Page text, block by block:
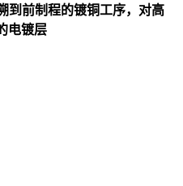
到前制程的镀铜工序，对高
电镀层